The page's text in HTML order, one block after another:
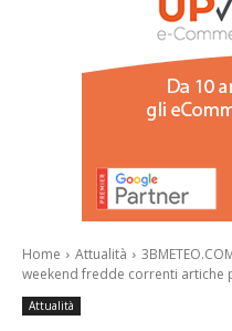
Home
Attualità
weekend fredde correnti artiche
Attualità